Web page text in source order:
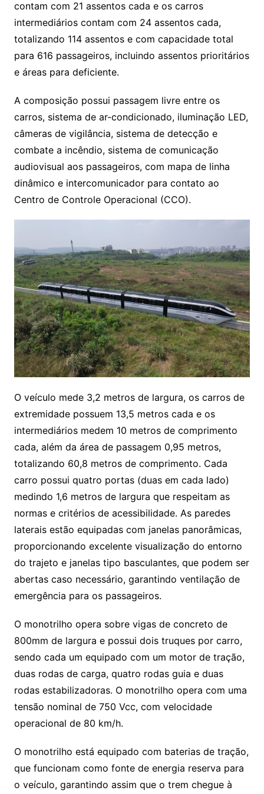
contam com 21 assentos cada e os carros
intermediários contam com 24 assentos cada,
totalizando 114 assentos e com capacidade total
para 616 passageiros, incluindo assentos prioritários
e áreas para deficiente.
A composição possui passagem livre entre os
carros, sistema de ar-condicionado, iluminação LED,
câmeras de vigilância, sistema de detecção e
combate a incêndio, sistema de comunicação
audiovisual aos passageiros, com mapa de linha
dinâmico e intercomunicador para contato ao
Centro de Controle Operacional (CCO).
O veículo mede 3,2 metros de largura, os carros de
extremidade possuem 13,5 metros cada e os
intermediários medem 10 metros de comprimento
cada, além da área de passagem 0,95 metros,
totalizando 60,8 metros de comprimento. Cada
carro possui quatro portas (duas em cada lado)
medindo 1,6 metros de largura que respeitam as
normas e critérios de acessibilidade. As paredes
laterais estão equipadas com janelas panorâmicas,
proporcionando excelente visualização do entorno
do trajeto e janelas tipo basculantes, que podem ser
abertas caso necessário, garantindo ventilação de
emergência para os passageiros.
O monotrilho opera sobre vigas de concreto de
800mm de largura e possui dois truques por carro,
sendo cada um equipado com um motor de tração,
duas rodas de carga, quatro rodas guia e duas
rodas estabilizadoras. O monotrilho opera com uma
tensão nominal de 750 Vcc, com velocidade
operacional de 80 km/h.
O monotrilho está equipado com baterias de tração,
que funcionam como fonte de energia reserva para
o veículo, garantindo assim que o trem chegue à